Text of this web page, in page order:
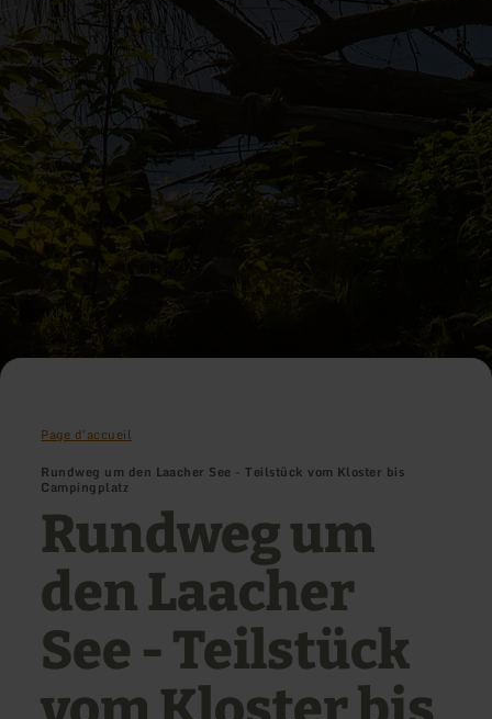
Page d'accueil
Rundweg um den Laacher See - Teilstück vom Kloster bis
Campingplatz
Rundweg um
den Laacher
See - Teilstück